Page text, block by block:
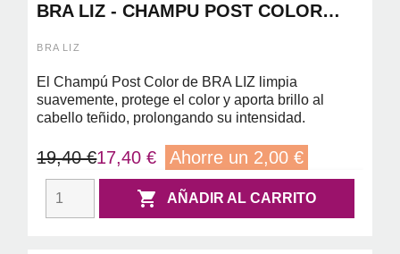
BRA LIZ - CHAMPU POST COLOR
BRA LIZ
El Champú Post Color de BRA LIZ limpia
suavemente, protege el color y aporta brillo al
cabello teñido, prolongando su intensidad.
19,40 €17,40 € Ahorre un 2,00 €
 AÑADIR AL CARRITO